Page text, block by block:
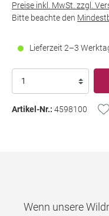
Preise inkl. MwSt. zzgl.
Bitte beachte den
Lieferzeit 2–3
Artikel-Nr.: 4598100
Wenn unsere